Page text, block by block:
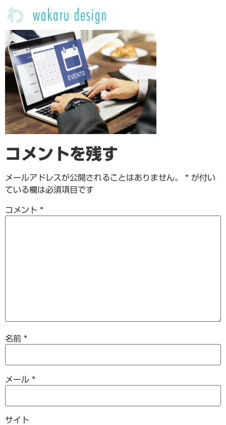
コメントを残す
メールアドレスが公開されることはありません。 * が付い
ている欄は必須項目です
コメント *
名前 *
メール *
サイト